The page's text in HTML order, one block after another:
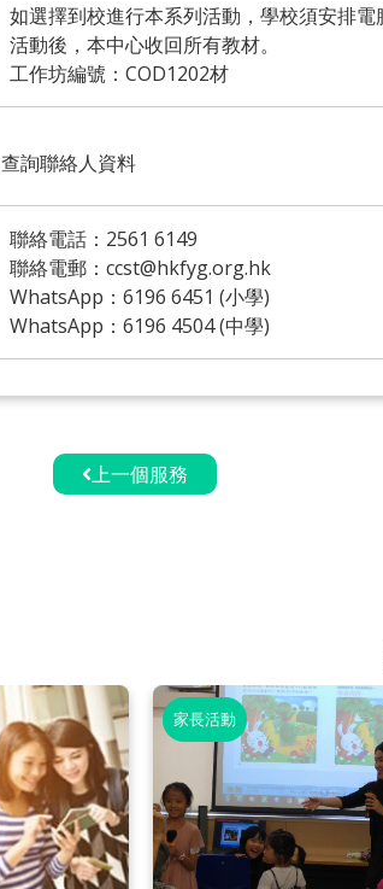
如選擇到校進行本系列活動，學校須安排
活動後，本中心收回所有教材。
工作坊編號：COD1202材
查詢聯絡人資料
聯絡電話：2561 6149
聯絡電郵：ccst@hkfyg.org.hk
WhatsApp：6196 6451 (小學)
WhatsApp：6196 4504 (中學)
上一個服務
家長活動